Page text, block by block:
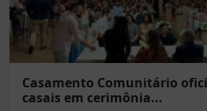
Casamento Comunitário
casais em cerimônia...